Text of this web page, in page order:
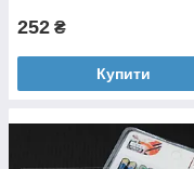
252 ₴
Купити